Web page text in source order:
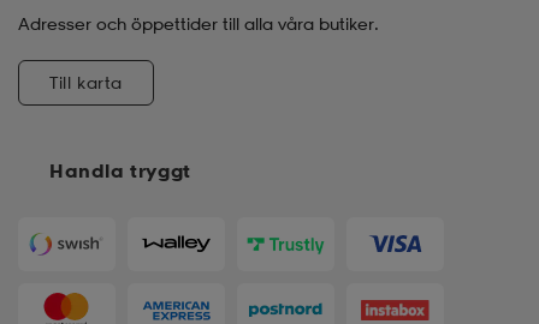
Handla tryggt
Adresser och öppettider till alla våra butiker.
Till karta